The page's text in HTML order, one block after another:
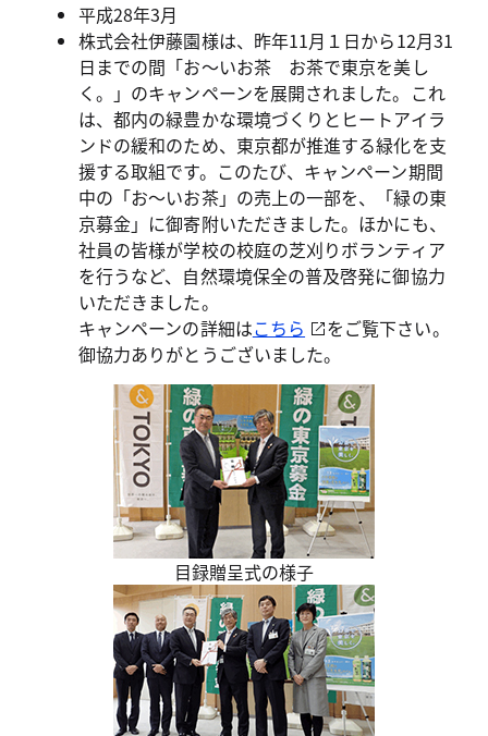
平成28年3月
株式会社伊藤園様は、昨年11月１日から12月31
日までの間「お～いお茶 お茶で東京を美し
く。」のキャンペーンを展開されました。これ
は、都内の緑豊かな環境づくりとヒートアイラ
ンドの緩和のため、東京都が推進する緑化を支
援する取組です。このたび、キャンペーン期間
中の「お～いお茶」の売上の一部を、「緑の東
京募金」に御寄附いただきました。ほかにも、
社員の皆様が学校の校庭の芝刈りボランティア
を行うなど、自然環境保全の普及啓発に御協力
いただきました。
キャンペーンの詳細はこちら
をご覧下さい。
御協力ありがとうございました。
目録贈呈式の様子